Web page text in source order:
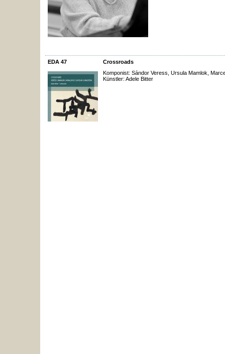
EDA 47
Crossroads
Komponist: Sándor Veress, Ursula Mamlok,
Künstler: Adele Bitter